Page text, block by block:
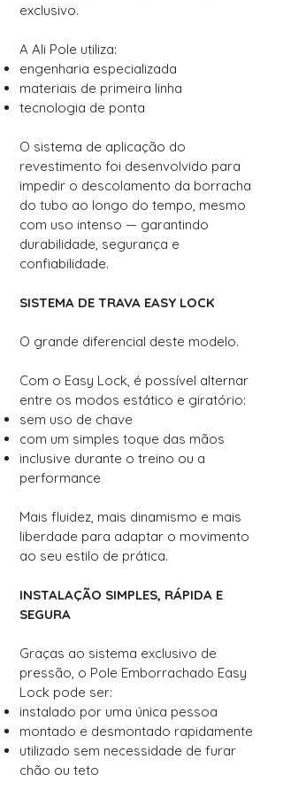
exclusivo.
A Ali Pole utiliza:
engenharia especializada
materiais de primeira linha
tecnologia de ponta
O sistema de aplicação do
revestimento foi desenvolvido para
impedir o descolamento da borracha
do tubo ao longo do tempo, mesmo
com uso intenso — garantindo
durabilidade, segurança e
confiabilidade.
SISTEMA DE TRAVA EASY LOCK
O grande diferencial deste modelo.
Com o Easy Lock, é possível alternar
entre os modos estático e giratório:
sem uso de chave
com um simples toque das mãos
inclusive durante o treino ou a
performance
Mais fluidez, mais dinamismo e mais
liberdade para adaptar o movimento
ao seu estilo de prática.
INSTALAÇÃO SIMPLES, RÁPIDA E
SEGURA
Graças ao sistema exclusivo de
pressão, o Pole Emborrachado Easy
Lock pode ser:
instalado por uma única pessoa
montado e desmontado rapidamente
utilizado sem necessidade de furar
chão ou teto